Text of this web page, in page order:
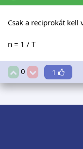
Csak a reciprokát kell
n = 1 / T
0 1